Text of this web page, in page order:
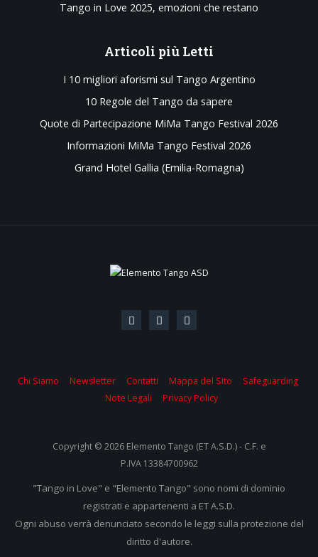
Tango in Love 2025, emozioni che restano
Articoli più Letti
I 10 migliori aforismi sul Tango Argentino
10 Regole del Tango da sapere
Quote di Partecipazione MiMa Tango Festival 2026
Informazioni MiMa Tango Festival 2026
Grand Hotel Gallia (Emilia-Romagna)
Chi Siamo Newsletter Contatti Mappa del Sito
Safeguarding
Note Legali
Privacy Policy
Copyright © 2026 Elemento Tango (ET A.S.D.) - C.F. e
P.IVA 13384700962
"Tango in Love" e "Elemento Tango" sono nomi di dominio
registrati e appartenenti a ET A.S.D.
Ogni abuso verrà denunciato secondo le leggi sulla protezione del
diritto d'autore.